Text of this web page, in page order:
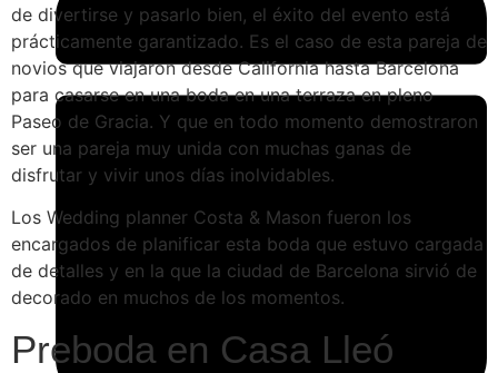
de divertirse y pasarlo bien, el éxito del evento está
prácticamente garantizado. Es el caso de esta pareja de
novios que viajaron desde California hasta Barcelona
para casarse en una boda en una terraza en pleno
Paseo de Gracia. Y que en todo momento demostraron
ser una pareja muy unida con muchas ganas de
disfrutar y vivir unos días inolvidables.
Los Wedding planner Costa & Mason fueron los
encargados de planificar esta boda que estuvo cargada
de detalles y en la que la ciudad de Barcelona sirvió de
decorado en muchos de los momentos.
Preboda en Casa Lleó